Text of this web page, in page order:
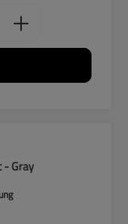
den
- Gray